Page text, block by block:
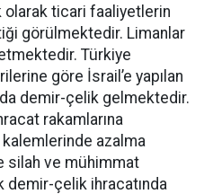
olarak ticari faaliyetlerin
görülmektedir. Limanlar
Türkiye
göre İsrail’e yapılan
demir-çelik gelmektedir.
rakamlarına
kalemlerinde azalma
silah ve mühimmat
demir-çelik ihracatında